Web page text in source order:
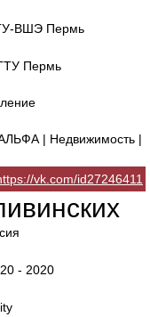
ВШЭ Пермь
Пермь
| Недвижимость |
vk.com/id27246411
- 2020